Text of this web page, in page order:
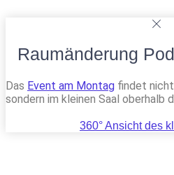
Raumänderung
Das Event am Montag findet
sondern im kleinen Saal oberhalb
360° Ansicht des